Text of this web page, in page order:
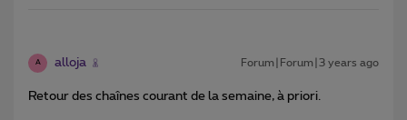
A alloja Forum|Forum|3 years ago
Retour des chaînes courant de la semaine, à priori.